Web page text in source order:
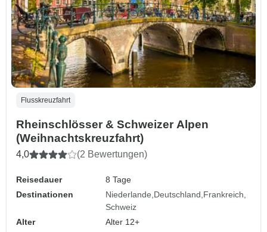
Flusskreuzfahrt
Rheinschlösser & Schweizer Alpen
(Weihnachtskreuzfahrt)
4,0 (2 Bewertungen)
Reisedauer
8 Tage
Destinationen
Niederlande Deutschland Frankreich
Schweiz
Alter
Alter 12+